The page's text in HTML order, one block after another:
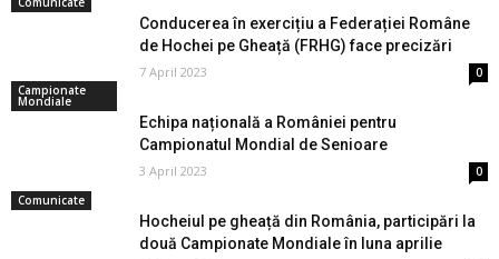
Conducerea în exercițiu a Federației Române
de Hochei pe Gheață (FRHG) face precizări
7 April 2023
0
Campionate
Mondiale
Echipa națională a României pentru
Campionatul Mondial de Senioare
3 April 2023
0
Comunicate
Hocheiul pe gheață din România, participări la
două Campionate Mondiale în luna aprilie